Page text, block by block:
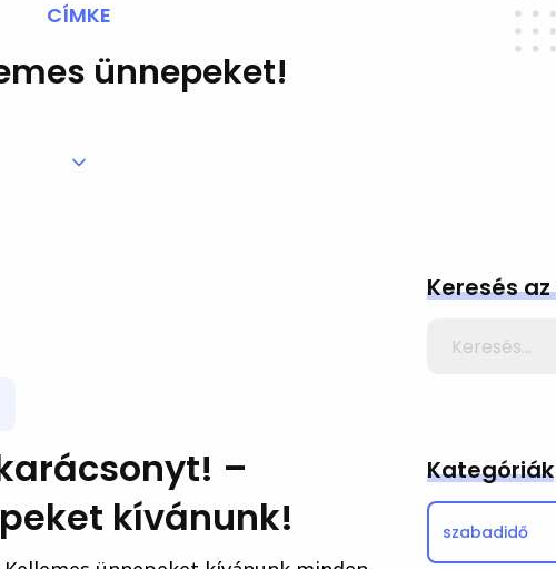
CÍMKE
ünnepeket!
–
kívánunk!
Keresés
Kategóriák
szabadidő